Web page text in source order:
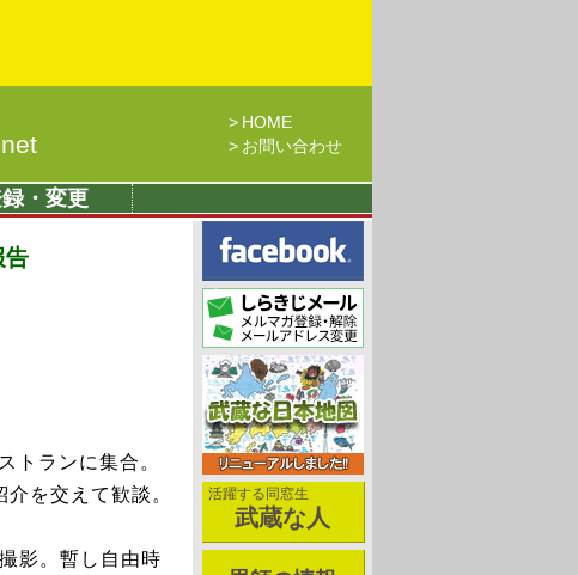
HOME
お問い合わせ
・変更
告
ランに集合。
を交えて歓談。
影。暫し自由時
活躍する同窓生
武蔵な人